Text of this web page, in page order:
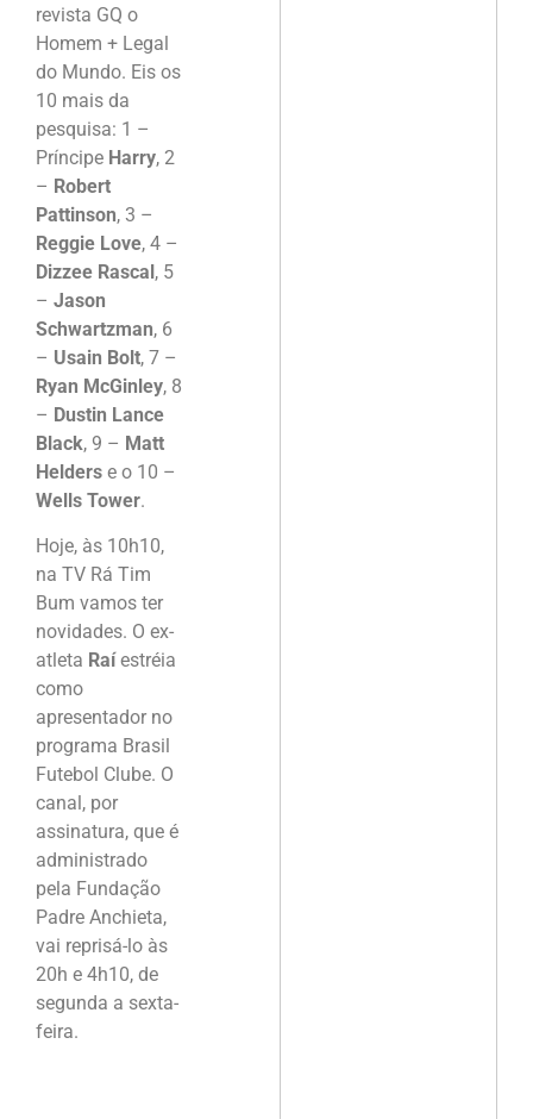
revista GQ o
Homem + Legal
do Mundo. Eis os
10 mais da
pesquisa: 1 –
Príncipe Harry, 2
– Robert
Pattinson, 3 –
Reggie Love, 4 –
Dizzee Rascal, 5
– Jason
Schwartzman, 6
– Usain Bolt, 7 –
Ryan McGinley, 8
– Dustin Lance
Black, 9 – Matt
Helders e o 10 –
Wells Tower.
Hoje, às 10h10,
na TV Rá Tim
Bum vamos ter
novidades. O ex-
atleta Raíestréia
como
apresentador no
programa Brasil
Futebol Clube. O
canal, por
assinatura, que é
administrado
pela Fundação
Padre Anchieta,
vai reprisá-lo às
20h e 4h10, de
segunda a sexta-
feira.